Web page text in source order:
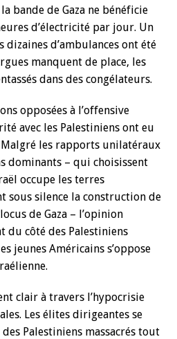
bande de Gaza ne bénéficie
d’électricité par jour. Un
d’ambulances ont été
manquent de place, les
dans des congélateurs.
opposées à l’offensive
avec les Palestiniens ont eu
les rapports unilatéraux
dominants – qui choisissent
occupe les terres
sous silence la construction de
de Gaza – l’opinion
du côté des Palestiniens
jeunes Américains s’oppose
clair à travers l’hypocrisie
Les élites dirigeantes se
Palestiniens massacrés tout